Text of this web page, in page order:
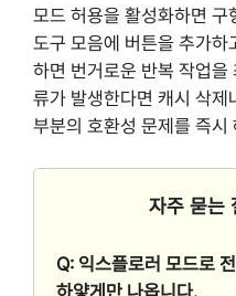
모드 허용을 활성화하면 구
도구 모음에 버튼을 추가
하면 번거로운 반복 작업을
류가 발생한다면 캐시 삭제
부분의 호환성 문제를 즉시
자주 묻는
Q: 익스플로러 모드로